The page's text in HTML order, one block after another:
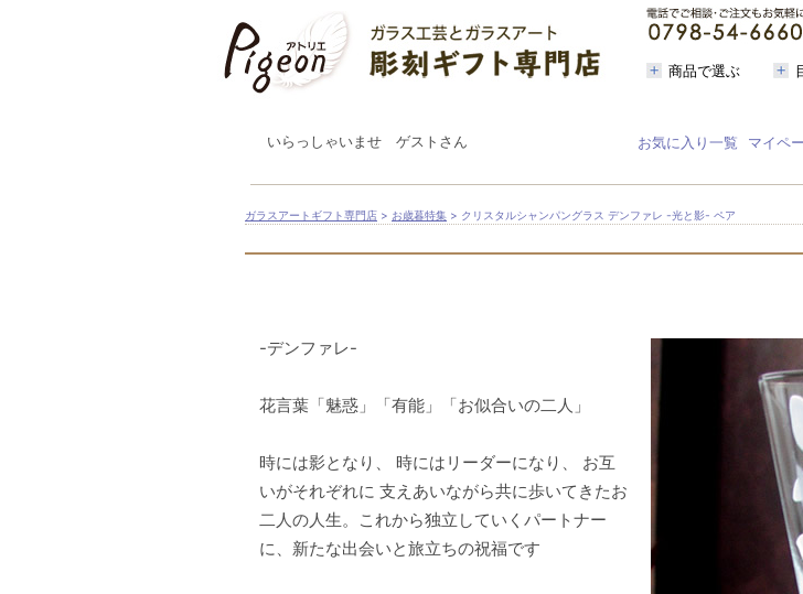
商品で選ぶ
いらっしゃいませ ゲストさん お気に入り一覧 マイペ
ガラスアートギフト専門店 > お歳暮特集 > クリスタルシャンパングラス デンファレ -光と影- ペア
-デンファレ-
花言葉「魅惑」「有能」「お似合いの二人」
時には影となり、 時にはリーダーになり、 お互
いがそれぞれに 支えあいながら共に歩いてきたお
二人の人生。これから独立していくパートナー
に、新たな出会いと旅立ちの祝福です